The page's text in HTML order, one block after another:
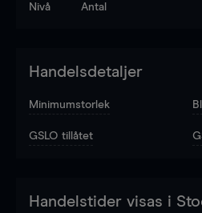
Nivå Antal
Handelsdetaljer
Minimumstorlek
GSLO tillåtet
Handelstider visas i